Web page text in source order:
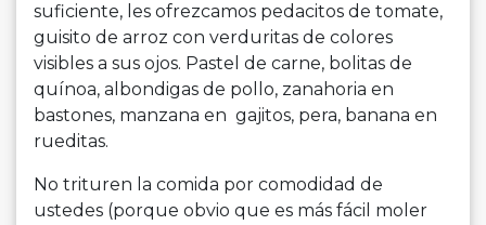
suficiente, les ofrezcamos pedacitos de tomate,
guisito de arroz con verduritas de colores
visibles a sus ojos. Pastel de carne, bolitas de
quínoa, albondigas de pollo, zanahoria en
bastones, manzana en gajitos, pera, banana en
rueditas.
No trituren la comida por comodidad de
ustedes (porque obvio que es más fácil moler